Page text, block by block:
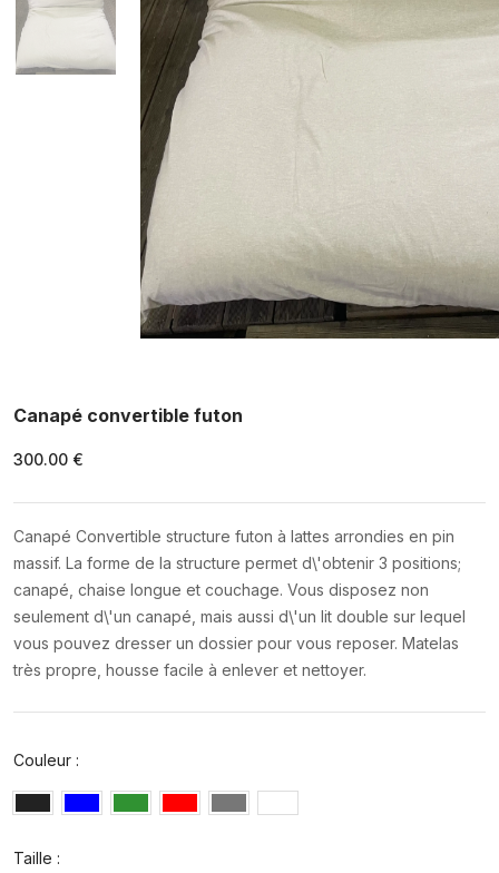
Canapé convertible futon
300.00 €
Canapé Convertible structure futon à lattes arrondies en pin
massif. La forme de la structure permet d\'obtenir 3 positions;
canapé, chaise longue et couchage. Vous disposez non
seulement d\'un canapé, mais aussi d\'un lit double sur lequel
vous pouvez dresser un dossier pour vous reposer. Matelas
très propre, housse facile à enlever et nettoyer.
Couleur :
Taille :